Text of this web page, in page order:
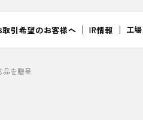
取引希望のお客様へ IR情報 工
品を贈呈